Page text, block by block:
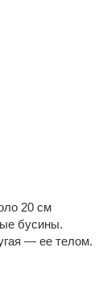
20 см
бусины.
— ее телом.